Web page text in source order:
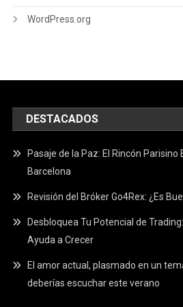
WordPress.org
DESTACADOS
Pasaje de la Paz: El Rincón
Barcelona
Revisión del Bróker Go4Rex: ¿Es
Desbloquea Tu Potencial de
Ayuda a Crecer
El amor actual, plasmado en un
deberías escuchar este verano